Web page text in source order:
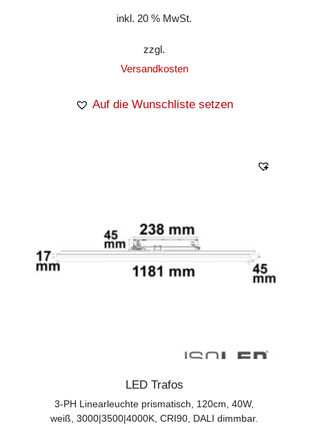
inkl. 20 % MwSt.
zzgl.
Versandkosten
Auf die Wunschliste setzen
LED Trafos
3-PH Linearleuchte prismatisch, 120cm, 40W,
weiß, 3000|3500|4000K, CRI90, DALI dimmbar.